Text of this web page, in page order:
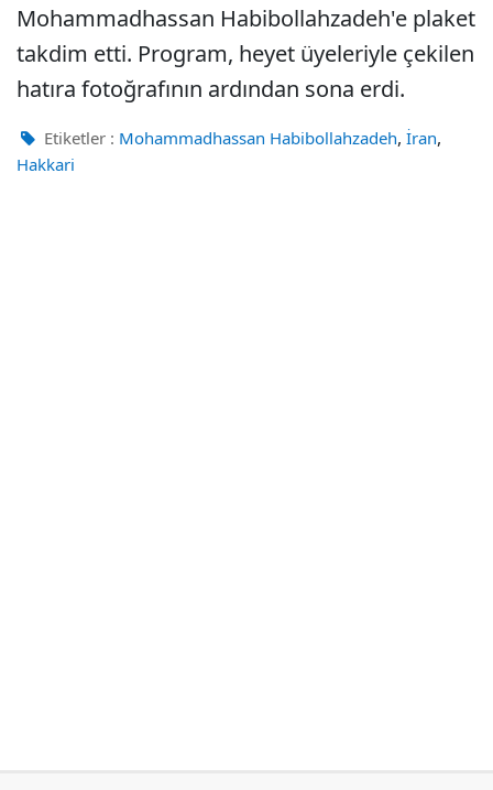
Mohammadhassan Habibollahzadeh'e plaket
takdim etti. Program, heyet üyeleriyle çekilen
hatıra fotoğrafının ardından sona erdi.
Etiketler : Mohammadhassan Habibollahzadeh, İran,
Hakkari